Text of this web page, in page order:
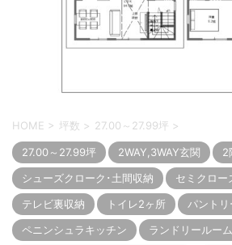
HOME > 坪数 > 27.00～27.99坪 >
27.00～27.99坪 2WAY,3WAY玄関 2
シューズクローク･土間収納
セミクロー
テレビ裏収納
トイレ2ヶ所
パントリ
ペニンシュラキッチン
ランドリールー